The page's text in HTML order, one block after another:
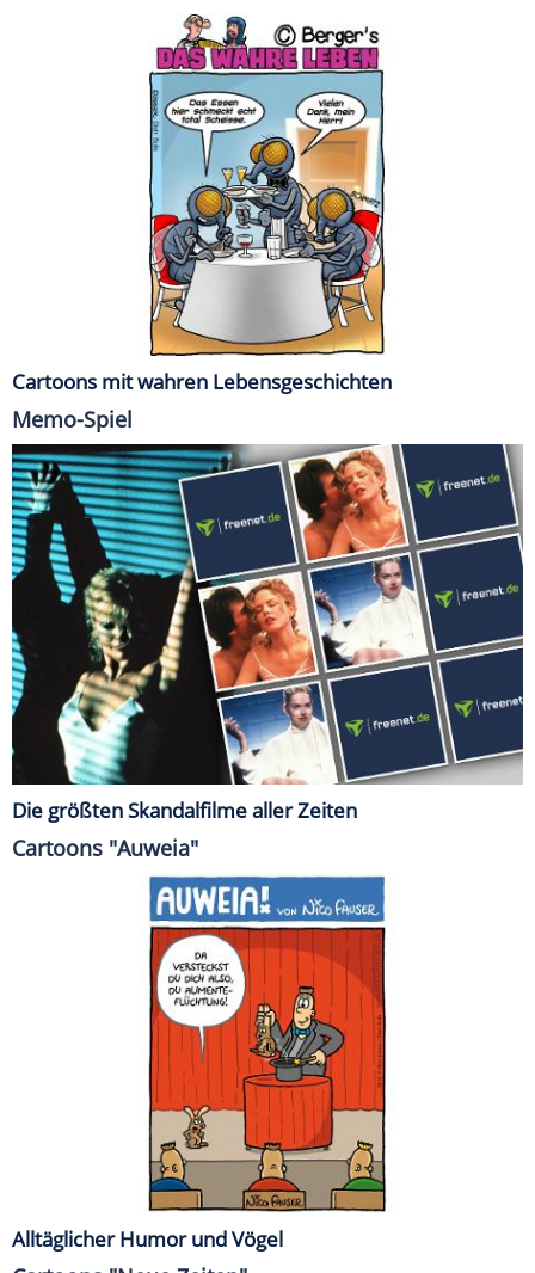
Cartoons mit wahren Lebensgeschichten
Memo-Spiel
Die größten Skandalfilme aller Zeiten
Cartoons "Auweia"
Alltäglicher Humor und Vögel